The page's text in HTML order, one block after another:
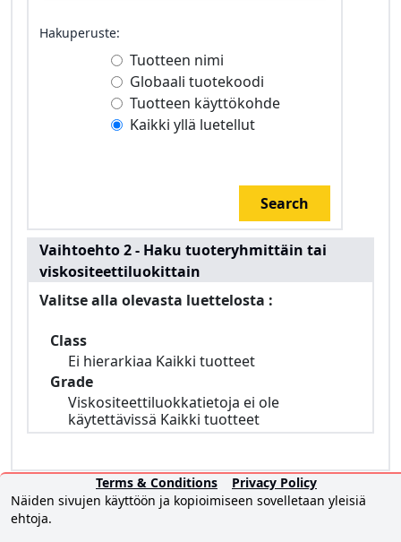
Hakuperuste:
Tuotteen nimi
Globaali tuotekoodi
Tuotteen käyttökohde
Kaikki yllä luetellut
Search
Vaihtoehto 2 - Haku tuoteryhmittäin tai
viskositeettiluokittain
Valitse alla olevasta luettelosta :
Class
Ei hierarkiaa Kaikki tuotteet
Grade
Viskositeettiluokkatietoja ei ole
käytettävissä Kaikki tuotteet
Terms & Conditions
Privacy Policy
Näiden sivujen käyttöön ja kopioimiseen sovelletaan yleisiä
ehtoja.